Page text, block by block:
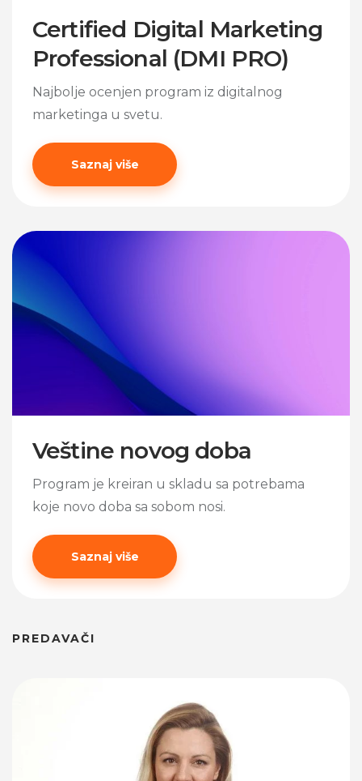
Certified Digital Marketing
Professional (DMI PRO)
Najbolje ocenjen program iz digitalnog
marketinga u svetu.
Saznaj više
Veštine novog doba
Program je kreiran u skladu sa potrebama
koje novo doba sa sobom nosi.
Saznaj više
PREDAVAČI